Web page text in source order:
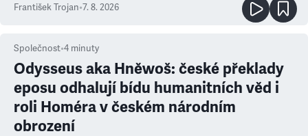
František Trojan•7. 8. 2026
Společnost•4 minuty
Odysseus aka Hněwoš: české překlady
eposu odhalují bídu humanitních věd i
roli Homéra v českém národním
obrození